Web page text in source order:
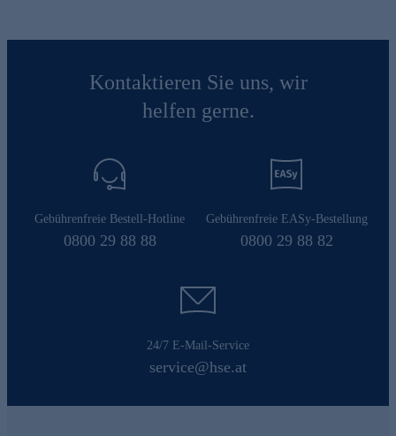
Kontaktieren Sie uns, wir
helfen gerne.
Gebührenfreie Bestell-Hotline
0800 29 88 88
Gebührenfreie EASy-Bestellung
0800 29 88 82
24/7 E-Mail-Service
service@hse.at